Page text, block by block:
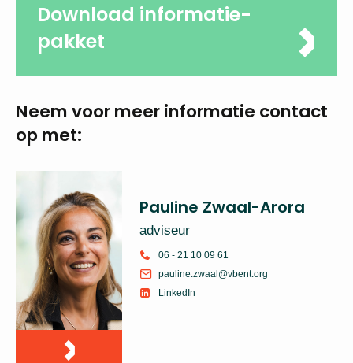
Download informatie-
pakket
Neem voor meer
contact op met:
Pauline Zwaal-Arora
adviseur